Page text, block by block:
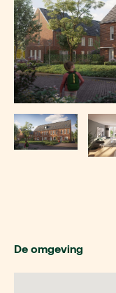
De omgeving